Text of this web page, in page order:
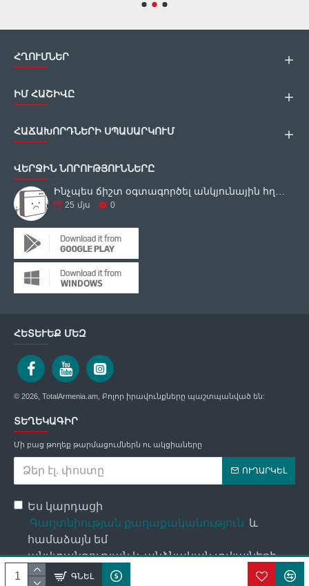
ԳՆԵԼ
ՀՂՈՒՄՆԵՐ
ԻՄ ՀԱՇԻՎԸ
ՀԱՃԱԽՈՐԴՆԵՐԻ ՍՊԱՍԱՐԿՈՒՄ
ՎԵՐՋԻՆ ՆՈՐՈՒԹՅՈՒՆՆԵՐԸ
25 մյս 0
ՀԵՏԵՒԵՔ ՄԵԶ
© 2026, TotalArmenia.am, Բոլոր իրավունքները պաշտպանված են:
ՏԵՂԵԿԱԳԻՐ
Մի բաց թողեք թարմացումներն ու ակցիաները
ՈՒՂԱՐԿԵԼ
Ես կարդացի
Գաղտնիության քաղաքականություն և
համաձայն եմ
անվտանգության և անձնական տվյալների
մշակման պայմանների հետ։